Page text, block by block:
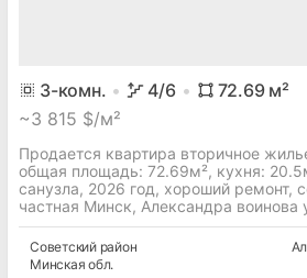
3-комн. 4/6 72.69м²
~3 815 $/м²
Продается квартира вторичное
общая площадь: 72.69м², кухня:
санузла, 2026 год, хороший ремонт,
частная Минск, Александра воинова
Советский район
Минская обл.